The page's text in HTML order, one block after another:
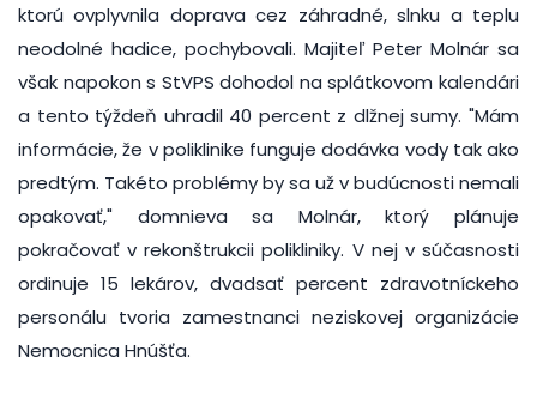
ktorú ovplyvnila doprava cez záhradné, slnku a teplu
neodolné hadice, pochybovali. Majiteľ Peter Molnár sa
však napokon s StVPS dohodol na splátkovom kalendári
a tento týždeň uhradil 40 percent z dlžnej sumy. "Mám
informácie, že v poliklinike funguje dodávka vody tak ako
predtým. Takéto problémy by sa už v budúcnosti nemali
opakovať," domnieva sa Molnár, ktorý plánuje
pokračovať v rekonštrukcii polikliniky. V nej v súčasnosti
ordinuje 15 lekárov, dvadsať percent zdravotníckeho
personálu tvoria zamestnanci neziskovej organizácie
Nemocnica Hnúšťa.